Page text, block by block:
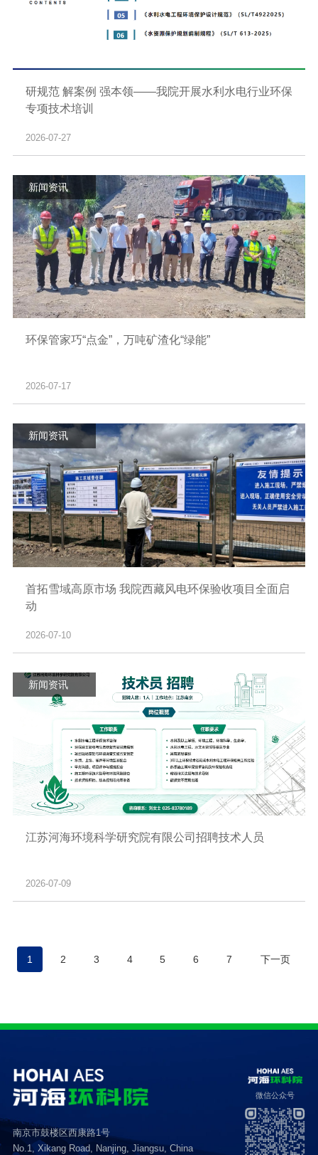
研规范 解案例 强本领——我院开展水利水电行业环保
专项技术培训
2026-07-27
新闻资讯
环保管家巧“点金”，万吨矿渣化“绿能”
2026-07-17
新闻资讯
首拓雪域高原市场 我院西藏风电环保验收项目全面启
动
2026-07-10
新闻资讯
江苏河海环境科学研究院有限公司招聘技术人员
2026-07-09
1 2 3 4 5 6 7 下一页
南京市鼓楼区西康路1号
No.1, Xikang Road, Nanjing, Jiangsu, China
微信公众号